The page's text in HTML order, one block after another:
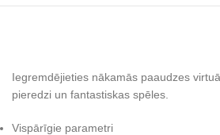
Iegremdējieties nākamās paaudzes
pieredzi un fantastiskas spēles.
Vispārīgie parametri